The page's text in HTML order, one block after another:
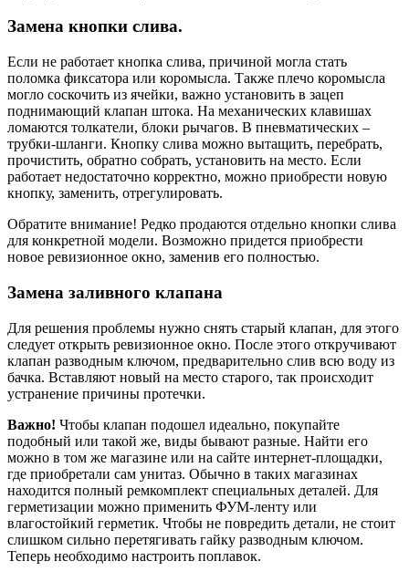
Замена кнопки слива.
Если не работает кнопка слива, причиной могла стать
поломка фиксатора или коромысла. Также плечо коромысла
могло соскочить из ячейки, важно установить в зацеп
поднимающий клапан штока. На механических клавишах
ломаются толкатели, блоки рычагов. В пневматических –
трубки-шланги. Кнопку слива можно вытащить, перебрать,
прочистить, обратно собрать, установить на место. Если
работает недостаточно корректно, можно приобрести новую
кнопку, заменить, отрегулировать.
Обратите внимание! Редко продаются отдельно кнопки слива
для конкретной модели. Возможно придется приобрести
новое ревизионное окно, заменив его полностью.
Замена заливного клапана
Для решения проблемы нужно снять старый клапан, для этого
следует открыть ревизионное окно. После этого откручивают
клапан разводным ключом, предварительно слив всю воду из
бачка. Вставляют новый на место старого, так происходит
устранение причины протечки.
Важно! Чтобы клапан подошел идеально, покупайте
подобный или такой же, виды бывают разные. Найти его
можно в том же магазине или на сайте интернет-площадки,
где приобретали сам унитаз. Обычно в таких магазинах
находится полный ремкомплект специальных деталей. Для
герметизации можно применить ФУМ-ленту или
влагостойкий герметик. Чтобы не повредить детали, не стоит
слишком сильно перетягивать гайку разводным ключом.
Теперь необходимо настроить поплавок.